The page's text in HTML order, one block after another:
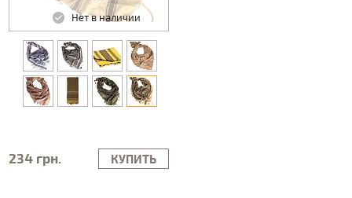
Нет в наличии
234 грн. КУПИТЬ